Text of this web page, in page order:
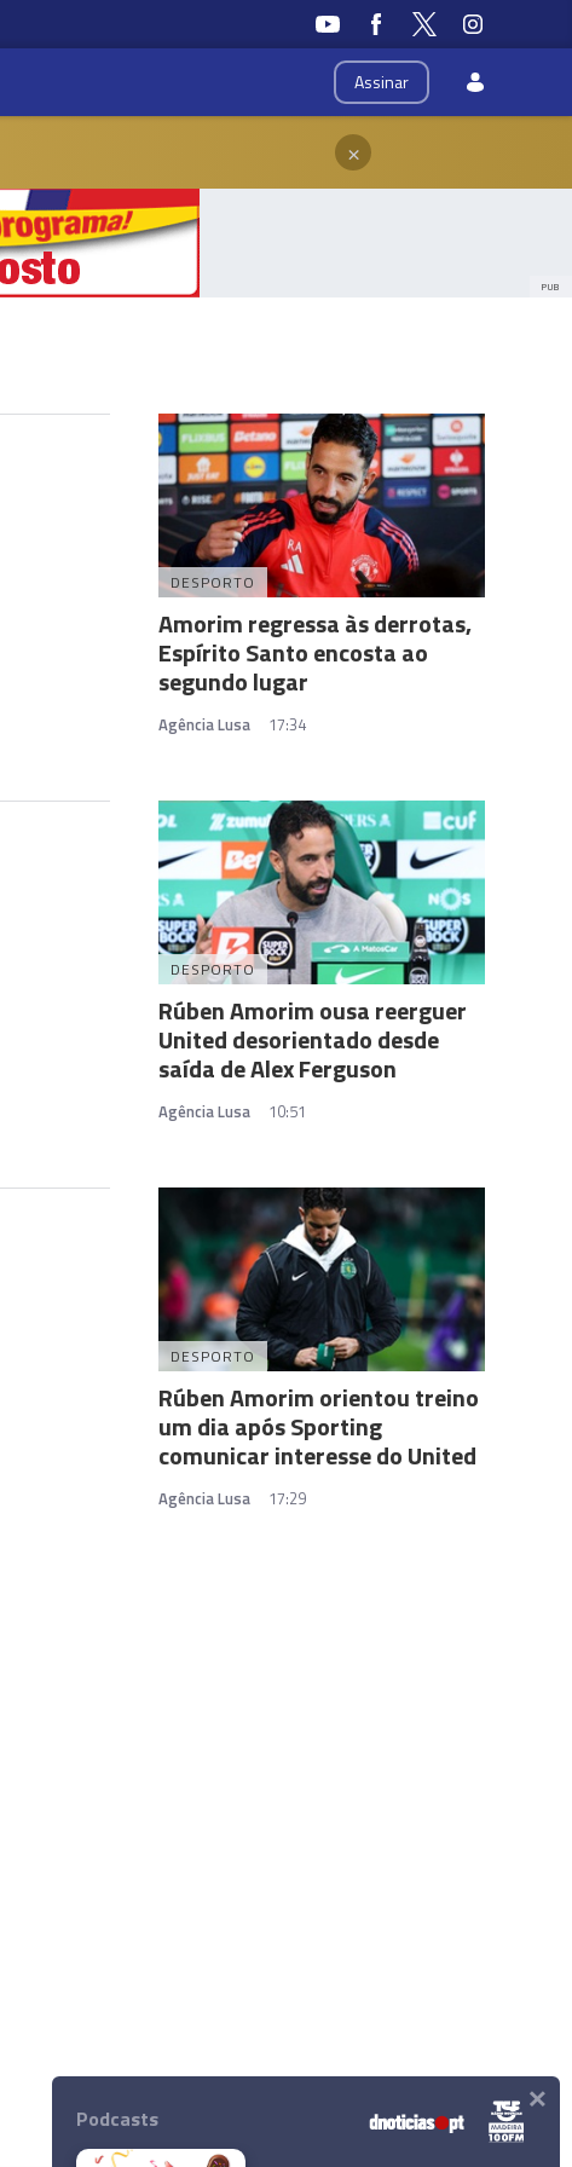
Assinar
×
PUB
DESPORTO
Amorim regressa às derrotas,
Espírito Santo encosta ao
segundo lugar
Agência Lusa 17:34
DESPORTO
Rúben Amorim ousa reerguer
United desorientado desde
saída de Alex Ferguson
Agência Lusa 10:51
DESPORTO
Rúben Amorim orientou treino
um dia após Sporting
comunicar interesse do United
Agência Lusa 17:29
Podcasts ×